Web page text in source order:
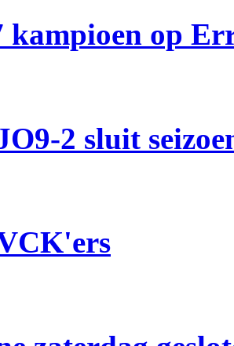
kampioen op
2 sluit